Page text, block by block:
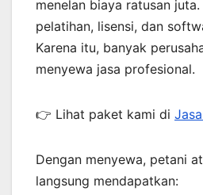
menelan biaya ratusan
pelatihan, lisensi, dan
Karena itu, banyak
menyewa jasa profesional.
👉 Lihat paket kami di
Dengan menyewa, petani
langsung mendapatkan: